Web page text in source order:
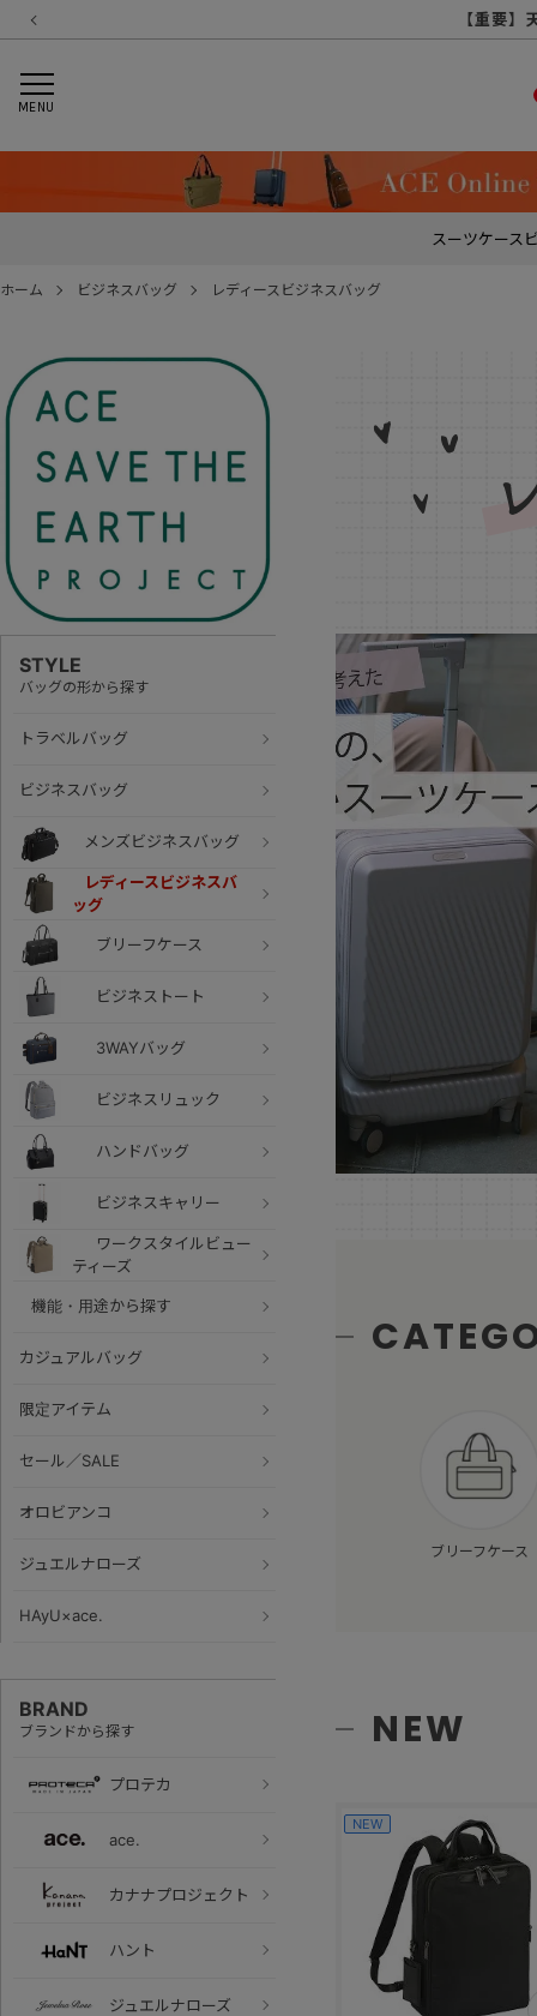
【重
【
【重
【重要
MENU
スーツケース
ホーム ビジネスバッグ レディースビジネスバッグ
STYLE
バッグの形から探す
トラベルバッグ
ビジネスバッグ
メンズビジネスバッグ
レディースビジネスバ
ッグ
ブリーフケース
ビジネストート
3WAYバッグ
ビジネスリュック
ハンドバッグ
ビジネスキャリー
ワークスタイルビュー
ティーズ
機能・用途から探す
カジュアルバッグ
限定アイテム
セール／SALE
オロビアンコ
ジュエルナローズ
HAyU×ace.
BRAND
ブランドから探す
プロテカ
ace.
カナナプロジェクト
ハント
ジュエルナローズ
ブリーフケース
NEW
NEW